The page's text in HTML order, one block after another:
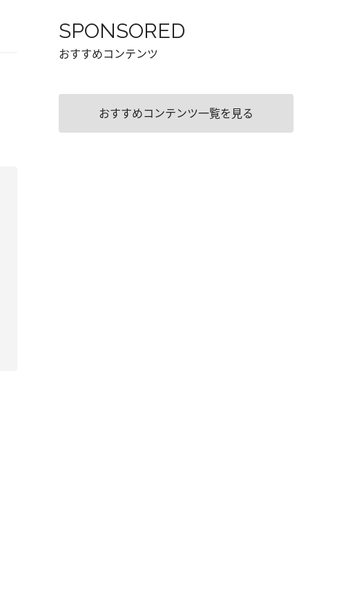
SPONSORED
おすすめコンテンツ
おすすめコンテンツ一覧を見る